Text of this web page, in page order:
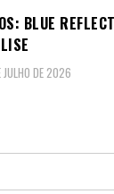
BLUE
JULHO DE 2026